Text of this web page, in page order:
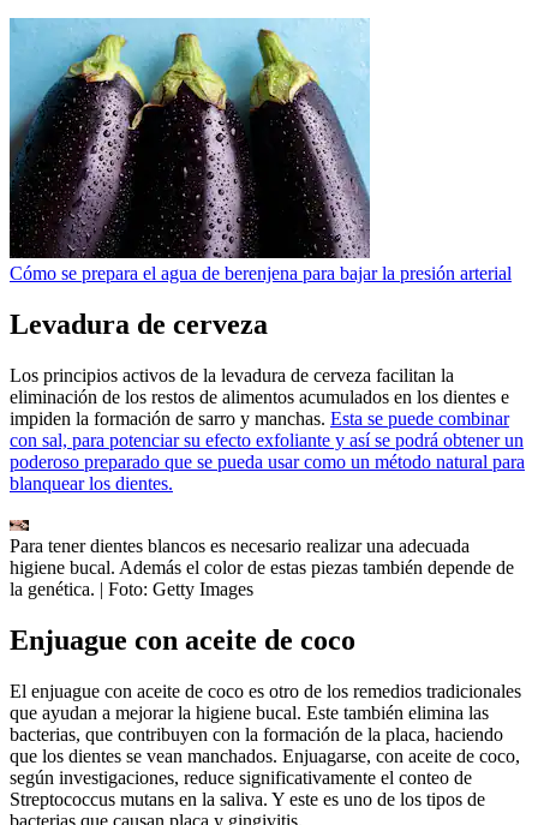
Cómo se prepara el agua de berenjena para bajar la presión arterial
Levadura de cerveza
Los principios activos de la levadura de cerveza facilitan la
eliminación de los restos de alimentos acumulados en los dientes e
impiden la formación de sarro y manchas. Esta se puede combinar
con sal, para potenciar su efecto exfoliante y así se podrá obtener un
poderoso preparado que se pueda usar como un método natural para
blanquear los dientes.
Para tener dientes blancos es necesario realizar una adecuada
higiene bucal. Además el color de estas piezas también depende de
la genética. | Foto: Getty Images
Enjuague con aceite de coco
El enjuague con aceite de coco es otro de los remedios tradicionales
que ayudan a mejorar la higiene bucal. Este también elimina las
bacterias, que contribuyen con la formación de la placa, haciendo
que los dientes se vean manchados. Enjuagarse, con aceite de coco,
según investigaciones, reduce significativamente el conteo de
Streptococcus mutans en la saliva. Y este es uno de los tipos de
bacterias que causan placa y gingivitis.